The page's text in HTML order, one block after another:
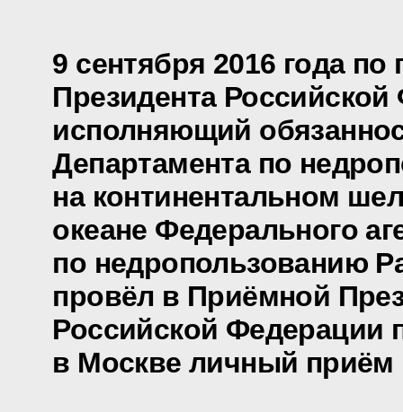
9 сентября 2016 года
Президента
исполняющий
Департамента по
на континентальном
океане Федерального
по недропользованию
провёл в Приёмной
Российской Федерации
в Москве личный приём